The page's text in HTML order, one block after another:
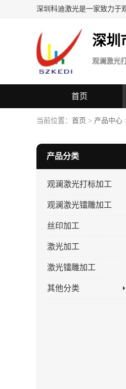
深圳科迪激光是一家致力于
深圳
观澜激光
首页
当前位置： 首页 > 产品中心
产品分类
观澜激光打标加工
观澜激光镭雕加工
丝印加工
激光加工
激光镭雕加工
其他分类